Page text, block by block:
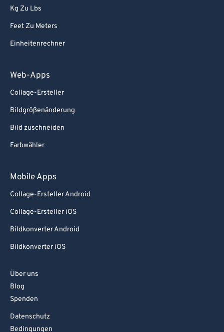
Kg Zu Lbs
Feet Zu Meters
Einheitenrechner
Web-Apps
Collage-Ersteller
Bildgrößenänderung
Bild zuschneiden
Farbwähler
Mobile Apps
Collage-Ersteller Android
Collage-Ersteller iOS
Bildkonverter Android
Bildkonverter iOS
Über uns
Blog
Spenden
Datenschutz
Bedingungen